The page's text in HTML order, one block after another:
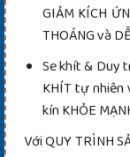
GIẢM KÍCH
THOÁNG và
Se khít & Duy
KHÍT tự nhiên
kín KHỎE
Với QUY TRÌNH